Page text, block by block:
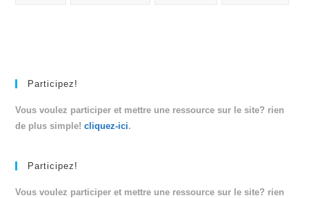
Participez!
Vous voulez participer et mettre une ressource sur le site? rien
de plus simple!cliquez-ici.
Participez!
Vous voulez participer et mettre une ressource sur le site? rien